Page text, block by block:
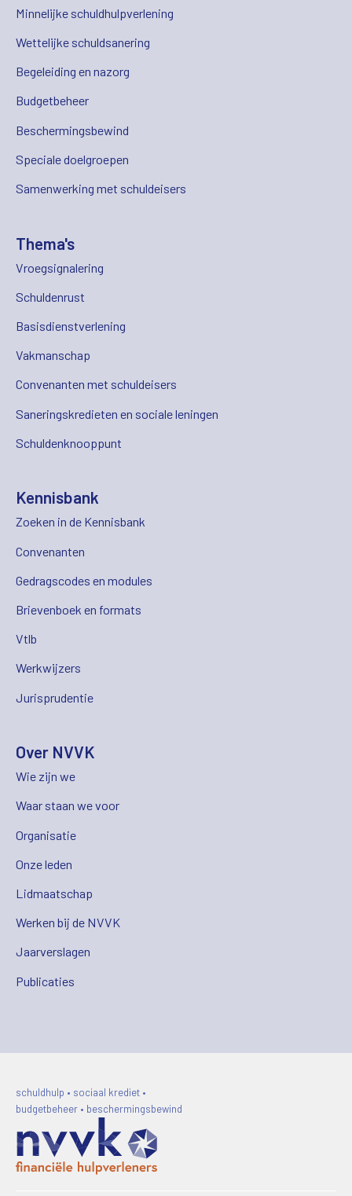
Minnelijke schuldhulpverlening
Wettelijke schuldsanering
Begeleiding en nazorg
Budgetbeheer
Beschermingsbewind
Speciale doelgroepen
Samenwerking met schuldeisers
Thema's
Vroegsignalering
Schuldenrust
Basisdienstverlening
Vakmanschap
Convenanten met schuldeisers
Saneringskredieten en sociale leningen
Schuldenknooppunt
Kennisbank
Zoeken in de Kennisbank
Convenanten
Gedragscodes en modules
Brievenboek en formats
Vtlb
Werkwijzers
Jurisprudentie
Over NVVK
Wie zijn we
Waar staan we voor
Organisatie
Onze leden
Lidmaatschap
Werken bij de NVVK
Jaarverslagen
Publicaties
schuldhulp • sociaal krediet •
budgetbeheer • beschermingsbewind